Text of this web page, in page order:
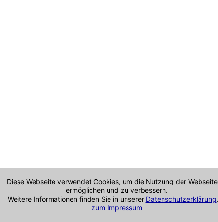
Diese Webseite verwendet Cookies, um die Nutzung der
ermöglichen und zu verbessern.
Weitere Informationen finden Sie in unserer Datenschutzerklärung
zum Impressum